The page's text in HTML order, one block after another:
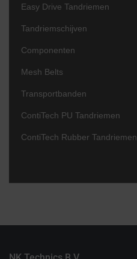
Easy Drive Tandriemen
Tandriemschijven
Componenten
Mesh Belts
Transportbanden
ContiTech PU Tandriemen
ContiTech Rubber Tandriemen